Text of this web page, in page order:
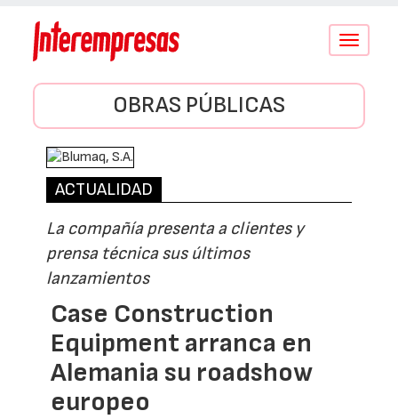
Conmutar
OBRAS PÚBLICAS
ACTUALIDAD
La compañía presenta a clientes y
prensa técnica sus últimos
lanzamientos
Case Construction
Equipment arranca en
Alemania su roadshow
europeo